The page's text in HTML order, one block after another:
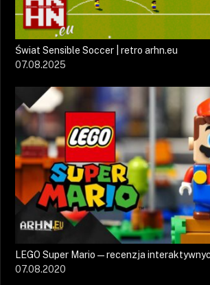
Świat Sensible Soccer | retro arhn.eu
07.08.2025
LEGO Super Mario — recenzja
07.08.2020